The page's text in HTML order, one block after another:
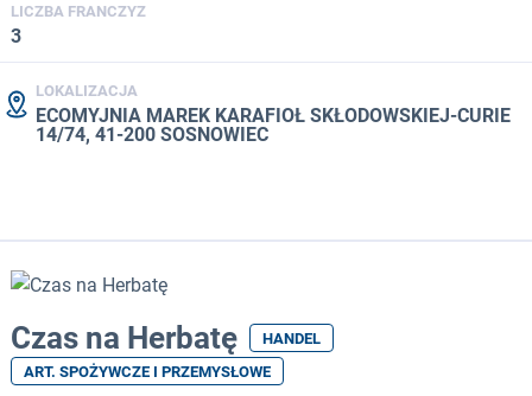
LICZBA FRANCZYZ
3
LOKALIZACJA
ECOMYJNIA MAREK KARAFIOŁ SKŁODOWSKIEJ-CURIE
14/74, 41-200 SOSNOWIEC
Czas na Herbatę
HANDEL
ART. SPOŻYWCZE I PRZEMYSŁOWE